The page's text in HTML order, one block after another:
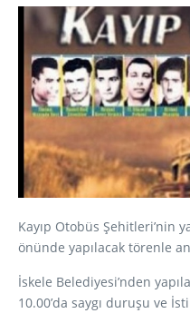
Kayıp Otobüs Şehitleri’nin
önünde yapılacak törenle
İskele Belediyesi’nden
10.00’da saygı duruşu ve